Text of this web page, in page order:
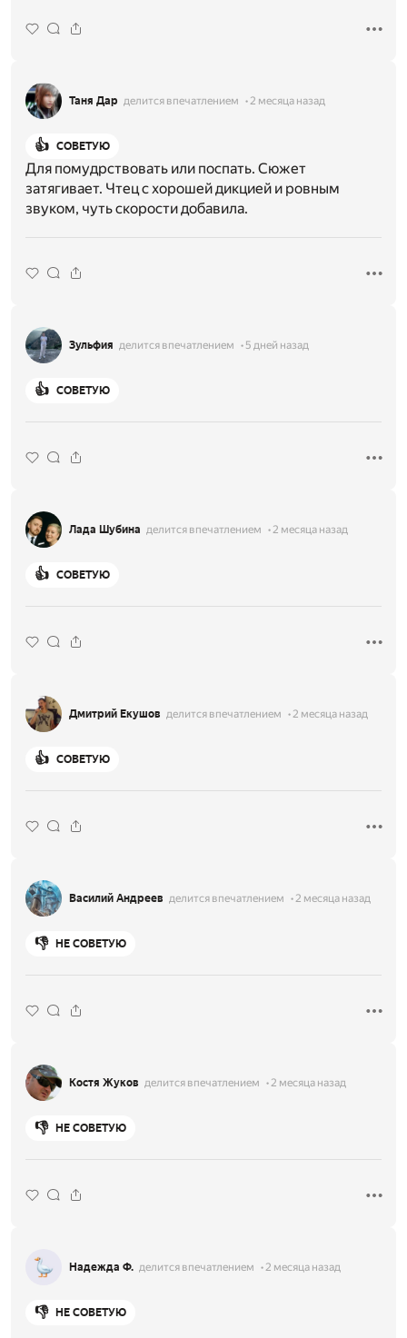
Таня Дар делится впечатлением 2 месяца назад
👍 СОВЕТУЮ
Для помудрствовать или поспать. Сюжет
затягивает. Чтец с хорошей дикцией и ровным
звуком, чуть скорости добавила.
Зульфия делится впечатлением 5 дней назад
👍 СОВЕТУЮ
Лада Шубина делится впечатлением 2 месяца назад
👍 СОВЕТУЮ
Дмитрий Екушов делится впечатлением 2 месяца назад
👍 СОВЕТУЮ
Василий Андреев делится впечатлением 2 месяца назад
👎 НЕ СОВЕТУЮ
Костя Жуков делится впечатлением 2 месяца назад
👎 НЕ СОВЕТУЮ
Надежда Ф. делится впечатлением 2 месяца назад
👎 НЕ СОВЕТУЮ